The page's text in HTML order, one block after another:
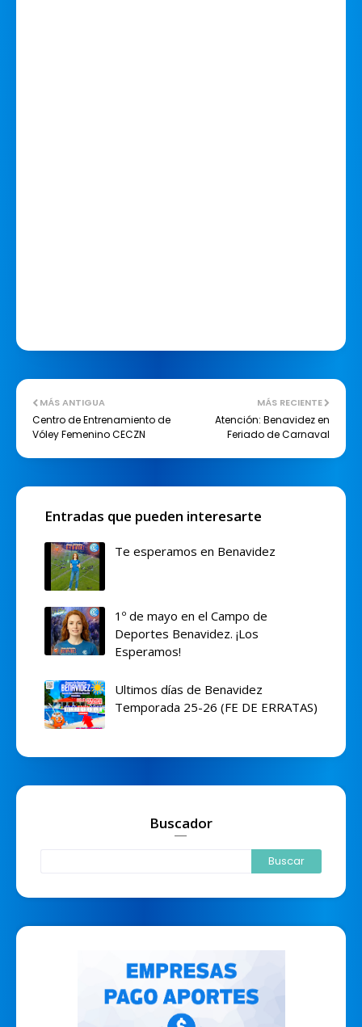
MÁS RECIENTE
Atención: Benavidez en
Feriado de Carnaval
MÁS ANTIGUA
Centro de Entrenamiento de
Vóley Femenino CECZN
Entradas que pueden interesarte
Te esperamos en Benavidez
1º de mayo en el Campo de
Deportes Benavidez. ¡Los
Esperamos!
Ultimos días de Benavidez
Temporada 25-26 (FE DE ERRATAS)
Buscador